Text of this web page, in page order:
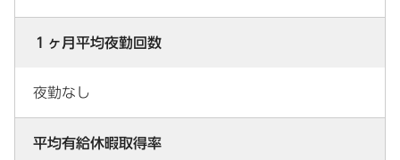
１ヶ月平均夜勤回数
夜勤なし
平均有給休暇取得率